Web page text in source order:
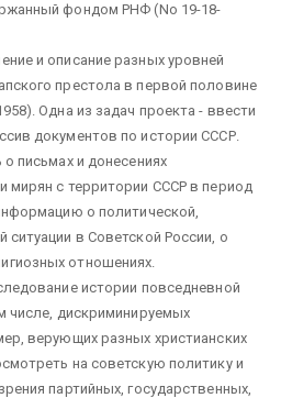
фондом РНФ (No 19-18-
и описание разных уровней
престола в первой половине
Одна из задач проекта - ввести
документов по истории СССР.
письмах и донесениях
мирян с территории СССР в период
о политической,
ситуации в Советской России, о
отношениях.
истории повседневной
числе, дискриминируемых
верующих разных христианских
на советскую политику и
партийных, государственных,